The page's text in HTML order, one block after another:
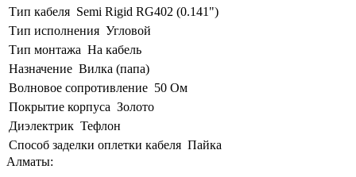
Тип кабеля Semi Rigid RG402 (0.141")
Тип исполнения Угловой
Тип монтажа На кабель
Назначение Вилка (папа)
Волновое сопротивление 50 Ом
Покрытие корпуса Золото
Диэлектрик Тефлон
Способ заделки оплетки кабеля Пайка
Алматы: